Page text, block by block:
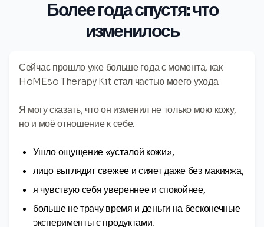
Более года спустя: что
изменилось
Сейчас прошло уже больше года с момента, как
HoMEso Therapy Kit стал частью моего ухода.
Я могу сказать, что он изменил не только мою кожу,
но и моё отношение к себе.
Ушло ощущение «усталой кожи»,
лицо выглядит свежее и сияет даже без макияжа,
я чувствую себя увереннее и спокойнее,
больше не трачу время и деньги на бесконечные
эксперименты с продуктами.